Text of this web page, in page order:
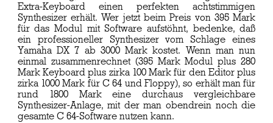
Extra-Keyboard einen perfekten achtstimmigen
Synthesizer erhält. Wer jetzt beim Preis von 395 Mark
für das Modul mit Software aufstöhnt, bedenke, daß
ein professioneller Synthesizer vom Schlage eines
Yamaha DX 7 ab 3000 Mark kostet. Wenn man nun
einmal zusammenrechnet (395 Mark Modul plus 280
Mark Keyboard plus zirka 100 Mark für den Editor plus
zirka 1000 Mark für C 64 und Floppy), so erhält man für
rund 1800 Mark eine durchaus vergleichbare
Synthesizer-Anlage, mit der man obendrein noch die
gesamte C 64-Software nutzen kann.